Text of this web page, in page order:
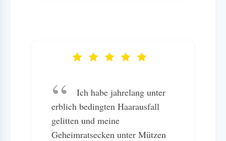
Ich habe jahrelang unter
erblich bedingten Haarausfall
gelitten und meine
Geheimratsecken unter Mützen